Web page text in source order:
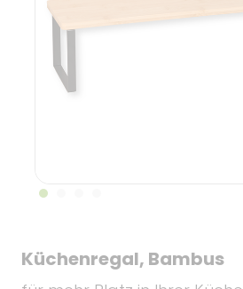
Küchenregal, Bambus